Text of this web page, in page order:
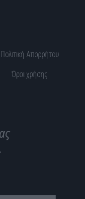
Πολιτική Απορρήτου
Όροι χρήσης